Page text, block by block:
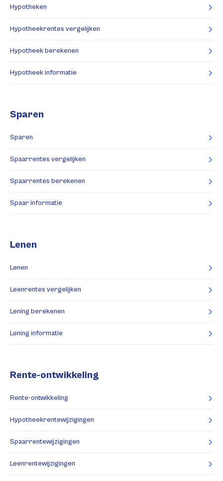
Hypotheken
Hypotheekrentes vergelijken
Hypotheek berekenen
Hypotheek informatie
Sparen
Sparen
Spaarrentes vergelijken
Spaarrentes berekenen
Spaar informatie
Lenen
Lenen
Leenrentes vergelijken
Lening berekenen
Lening informatie
Rente-ontwikkeling
Rente-ontwikkeling
Hypotheekrentewijzigingen
Spaarrentewijzigingen
Leenrentewijzigingen